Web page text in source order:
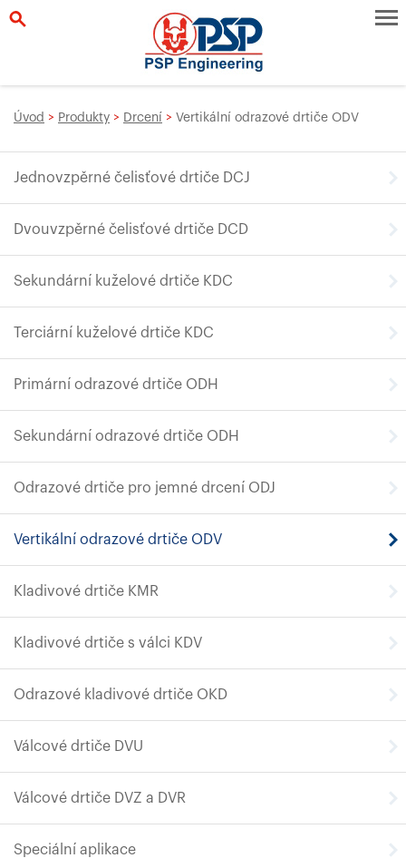
Úvod > Produkty > Drcení > Vertikální odrazové drtiče ODV
Jednovzpěrné čelisťové drtiče DCJ
Dvouvzpěrné čelisťové drtiče DCD
Sekundární kuželové drtiče KDC
Terciární kuželové drtiče KDC
Primární odrazové drtiče ODH
Sekundární odrazové drtiče ODH
Odrazové drtiče pro jemné drcení ODJ
Vertikální odrazové drtiče ODV
Kladivové drtiče KMR
Kladivové drtiče s válci KDV
Odrazové kladivové drtiče OKD
Válcové drtiče DVU
Válcové drtiče DVZ a DVR
Speciální aplikace